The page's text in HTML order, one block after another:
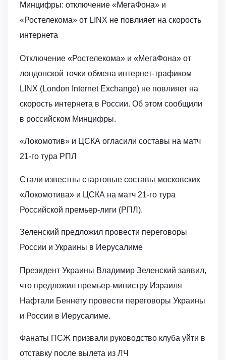
Минцифры: отключение «МегаФона» и
«Ростелекома» от LINX не повлияет на скорость
интернета
Отключение «Ростелекома» и «МегаФона» от
лондонской точки обмена интернет-трафиком
LINX (London Internet Exchange) не повлияет на
скорость интернета в России. Об этом сообщили
в российском Минцифры.
«Локомотив» и ЦСКА огласили составы на матч
21-го тура РПЛ
Стали известны стартовые составы московских
«Локомотива» и ЦСКА на матч 21-го тура
Российской премьер-лиги (РПЛ).
Зеленский предложил провести переговоры
России и Украины в Иерусалиме
Президент Украины Владимир Зеленский заявил,
что предложил премьер-министру Израиля
Нафтали Беннету провести переговоры Украины
и России в Иерусалиме.
Фанаты ПСЖ призвали руководство клуба уйти в
отставку после вылета из ЛЧ